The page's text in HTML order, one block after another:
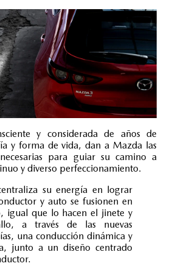
y considerada de años de
y forma de vida, dan a Mazda las
para guiar su camino a
y diverso perfeccionamiento.
su energía en lograr
y auto se fusionen en
igual que lo hacen el jinete y
a través de las nuevas
una conducción dinámica y
junto a un diseño centrado